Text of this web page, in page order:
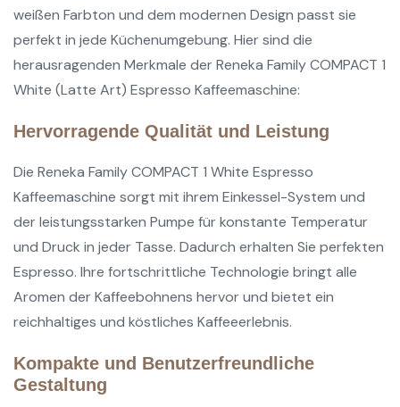
weißen Farbton und dem modernen Design passt sie
perfekt in jede Küchenumgebung. Hier sind die
herausragenden Merkmale der Reneka Family COMPACT 1
White (Latte Art) Espresso Kaffeemaschine:
Hervorragende Qualität und Leistung
Die Reneka Family COMPACT 1 White Espresso
Kaffeemaschine sorgt mit ihrem Einkessel-System und
der leistungsstarken Pumpe für konstante Temperatur
und Druck in jeder Tasse. Dadurch erhalten Sie perfekten
Espresso. Ihre fortschrittliche Technologie bringt alle
Aromen der Kaffeebohnens hervor und bietet ein
reichhaltiges und köstliches Kaffeeerlebnis.
Kompakte und Benutzerfreundliche
Gestaltung